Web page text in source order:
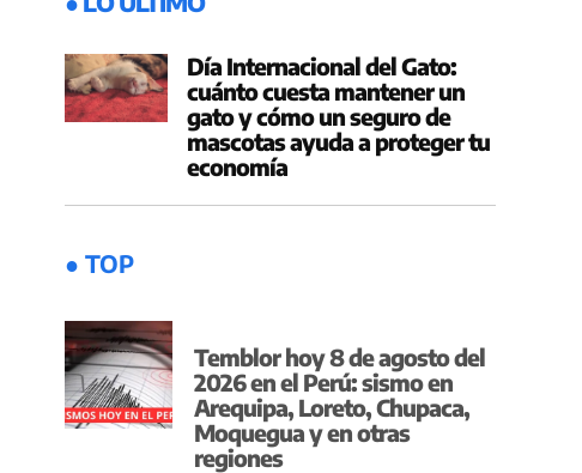
Día Internacional del Gato:
cuánto cuesta mantener un
gato y cómo un seguro de
mascotas ayuda a proteger tu
economía
● TOP
Temblor hoy 8 de agosto del
2026 en el Perú: sismo en
Arequipa, Loreto, Chupaca,
Moquegua y en otras
regiones